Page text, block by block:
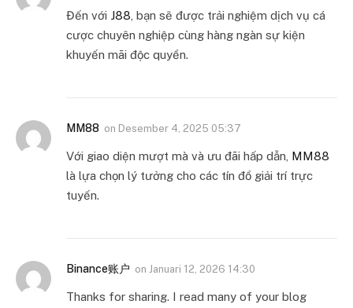
Đến với J88 , bạn sẽ được trải nghiệm dịch vụ cá
cược chuyên nghiệp cùng hàng ngàn sự kiện
khuyến mãi độc quyền.
MM88 on Desember 4, 2025 05:37
Với giao diện mượt mà và ưu đãi hấp dẫn, MM88
là lựa chọn lý tưởng cho các tín đồ giải trí trực
tuyến.
Binance账户 on Januari 12, 2026 14:30
Thanks for sharing. I read many of your blog